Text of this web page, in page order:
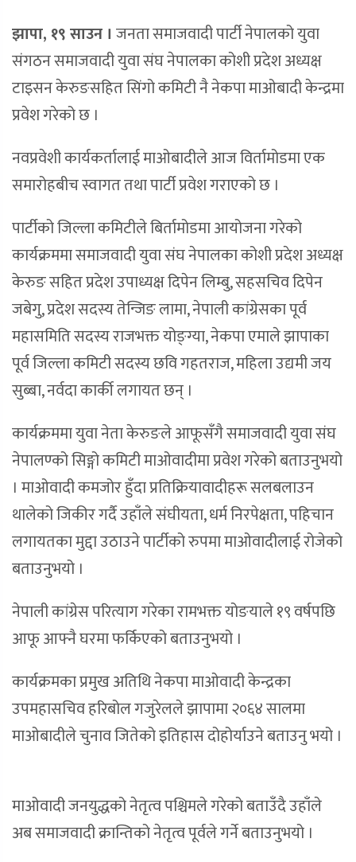
झापा, १९ साउन । जनता समाजवादी पार्टी नेपालको युवा
संगठन समाजवादी युवा संघ नेपालका कोशी प्रदेश अध्यक्ष
टाइसन केरुङसहित सिंगो कमिटी नै नेकपा माओबादी केन्द्रमा
प्रवेश गरेको छ ।
नवप्रवेशी कार्यकर्तालाई माओबादीले आज विर्तामोडमा एक
समारोहबीच स्वागत तथा पार्टी प्रवेश गराएको छ ।
पार्टीको जिल्ला कमिटीले बिर्तामोडमा आयोजना गरेको
कार्यक्रममा समाजवादी युवा संघ नेपालका कोशी प्रदेश अध्यक्ष
केरुङ सहित प्रदेश उपाध्यक्ष दिपेन लिम्बु, सहसचिव दिपेन
जबेगु, प्रदेश सदस्य तेन्जिङ लामा, नेपाली कांग्रेसका पूर्व
महासमिति सदस्य राजभक्त योङ्ग्या, नेकपा एमाले झापाका
पूर्व जिल्ला कमिटी सदस्य छवि गहतराज, महिला उद्यमी जय
सुब्बा, नर्वदा कार्की लगायत छन् ।
कार्यक्रममा युवा नेता केरुङले आफूसँगै समाजवादी युवा संघ
नेपालण्को सिङ्गो कमिटी माओवादीमा प्रवेश गरेको बताउनुभयो
। माओवादी कमजोर हुँदा प्रतिक्रियावादीहरू सलबलाउन
थालेको जिकीर गर्दै उहाँले संघीयता, धर्म निरपेक्षता, पहिचान
लगायतका मुद्दा उठाउने पार्टीको रुपमा माओवादीलाई रोजेको
बताउनुभयो ।
नेपाली कांग्रेस परित्याग गरेका रामभक्त योङयाले १९ वर्षपछि
आफू आफ्नै घरमा फर्किएको बताउनुभयो ।
कार्यक्रमका प्रमुख अतिथि नेकपा माओवादी केन्द्रका
उपमहासचिव हरिबोल गजुरेलले झापामा २०६४ सालमा
माओबादीले चुनाव जितेको इतिहास दोहोर्याउने बताउनु भयो ।
माओवादी जनयुद्धको नेतृत्व पश्चिमले गरेको बताउँदै उहाँले
अब समाजवादी क्रान्तिको नेतृत्व पूर्वले गर्ने बताउनुभयो ।